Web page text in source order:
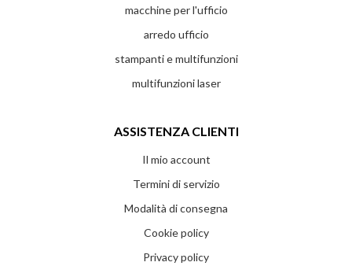
macchine per l'ufficio
arredo ufficio
stampanti e multifunzioni
multifunzioni laser
ASSISTENZA CLIENTI
Il mio account
Termini di servizio
Modalità di consegna
Cookie policy
Privacy policy